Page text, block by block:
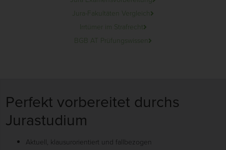
Jura-Fakultäten Vergleich
Irrtümer im Strafrecht
BGB AT Prüfungswissen
Perfekt vorbereitet durchs
Jurastudium
Aktuell, klausurorientiert und fallbezogen